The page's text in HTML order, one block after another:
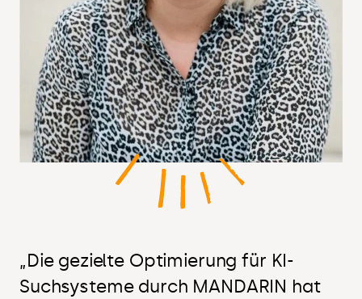
„Die gezielte Optimierung für KI-
Suchsysteme durch MANDARIN hat